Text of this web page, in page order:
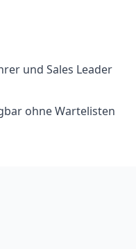
und Sales Leader
ohne Wartelisten